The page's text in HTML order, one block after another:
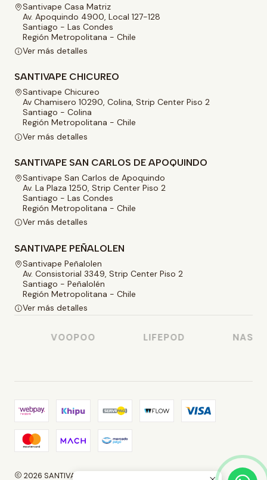
Santivape Casa Matriz
Av. Apoquindo 4900, Local 127-128
Santiago - Las Condes
Región Metropolitana - Chile
Ver más detalles
SANTIVAPE CHICUREO
Santivape Chicureo
Av Chamisero 10290, Colina, Strip Center Piso 2
Santiago - Colina
Región Metropolitana - Chile
Ver más detalles
SANTIVAPE SAN CARLOS DE APOQUINDO
Santivape San Carlos de Apoquindo
Av. La Plaza 1250, Strip Center Piso 2
Santiago - Las Condes
Región Metropolitana - Chile
Ver más detalles
SANTIVAPE PEÑALOLEN
Santivape Peñalolen
Av. Consistorial 3349, Strip Center Piso 2
Santiago - Peñalolén
Región Metropolitana - Chile
Ver más detalles
VOOPOO LIFEPOD NASTY
2026 SANTIVAPE.